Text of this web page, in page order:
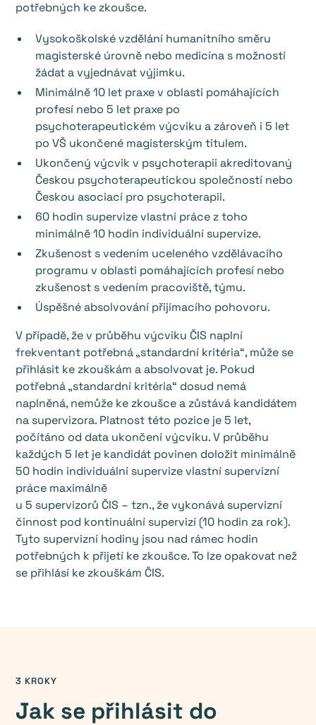
potřebných ke zkoušce.
Vysokoškolské vzdělání humanitního směru
magisterské úrovně nebo medicína s možností
žádat a vyjednávat výjimku.
Minimálně 10 let praxe v oblasti pomáhajících
profesí nebo 5 let praxe po
psychoterapeutickém výcviku a zároveň i 5 let
po VŠ ukončené magisterským titulem.
Ukončený výcvik v psychoterapii akreditovaný
Českou psychoterapeutickou společností nebo
Českou asociací pro psychoterapii.
60 hodin supervize vlastní práce z toho
minimálně 10 hodin individuální supervize.
Zkušenost s vedením uceleného vzdělávacího
programu v oblasti pomáhajících profesí nebo
zkušenost s vedením pracoviště, týmu.
Úspěšné absolvování přijímacího pohovoru.
V případě, že v průběhu výcviku ČIS naplní
frekventant potřebná „standardní kritéria“, může se
přihlásit ke zkouškám a absolvovat je. Pokud
potřebná „standardní kritéria“ dosud nemá
naplněná, nemůže ke zkoušce a zůstává kandidátem
na supervizora. Platnost této pozice je 5 let,
počítáno od data ukončení výcviku. V průběhu
každých 5 let je kandidát povinen doložit minimálně
50 hodin individuální supervize vlastní supervizní
práce maximálně
u 5 supervizorů ČIS – tzn., že vykonává supervizní
činnost pod kontinuální supervizí (10 hodin za rok).
Tyto supervizní hodiny jsou nad rámec hodin
potřebných k přijetí ke zkoušce. To lze opakovat než
se přihlásí ke zkouškám ČIS.
3 KROKY
Jak se přihlásit do